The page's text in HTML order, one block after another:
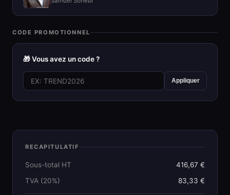
CODE PROMOTIONNEL
🎁 Vous avez un code ?
Appliquer
RECAPITULATIF
Sous-total HT
416,67 €
TVA (20%)
83,33 €